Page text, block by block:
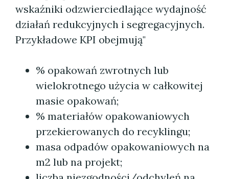
wskaźniki odzwierciedlające wydajność
działań redukcyjnych i segregacyjnych.
Przykładowe KPI obejmują"
% opakowań zwrotnych lub
wielokrotnego użycia w całkowitej
masie opakowań;
% materiałów opakowaniowych
przekierowanych do recyklingu;
masa odpadów opakowaniowych na
m2 lub na projekt;